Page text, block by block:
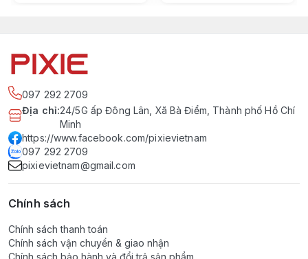
097 292 2709
Địa chỉ:24/5G ấp Đông Lân, Xã Bà Điểm, Thành phố Hồ Chí
Minh
https://www.facebook.com/pixievietnam
097 292 2709
pixievietnam@gmail.com
Chính sách
Chính sách thanh toán
Chính sách vận chuyển & giao nhận
Chính sách bảo hành và đổi trả sản phẩm